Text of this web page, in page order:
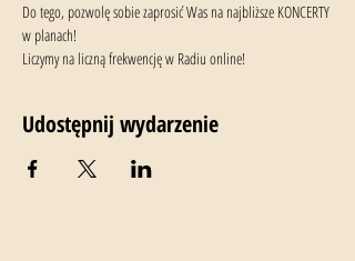
Do tego, pozwolę sobie zaprosić Was na najbliższe KONCERTY
w planach!
Liczymy na liczną frekwencję w Radiu online!
Udostępnij wydarzenie